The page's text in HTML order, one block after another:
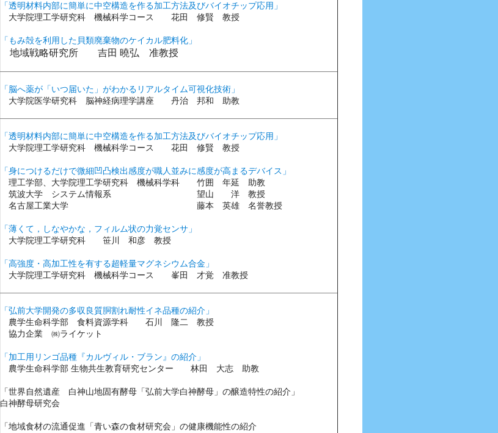
「透明材料内部に簡単に中空構造を作る加工方法及びバイオチップ応用」
大学院理工学研究科 機械科学コース 花田 修賢 教授
「もみ殻を利用した貝類廃棄物のケイカル肥料化」
地域戦略研究所 吉田 曉弘 准教授
「脳へ薬が「いつ届いた」がわかるリアルタイム可視化技術」
大学院医学研究科 脳神経病理学講座 丹治 邦和 助教
「透明材料内部に簡単に中空構造を作る加工方法及びバイオチップ応用」
大学院理工学研究科 機械科学コース 花田 修賢 教授
「⾝につけるだけで微細凹凸検出感度が職⼈並みに感度が高まるデバイス」
理工学部、大学院理工学研究科 機械科学科 竹囲 年延 助教
筑波大学 システム情報系 望山 洋 教授
名古屋工業大学 藤本 英雄 名誉教授
「薄くて，しなやかな，フィルム状の⼒覚センサ」
大学院理工学研究科 笹川 和彦 教授
「高強度・高加工性を有する超軽量マグネシウム合金」
大学院理工学研究科 機械科学コース 峯田 才覚 准教授
「弘前大学開発の多収良質胴割れ耐性イネ品種の紹介」
農学生命科学部 食料資源学科 石川 隆二 教授
協力企業 ㈱ライケット
「加工用リンゴ品種『カルヴィル・ブラン』の紹介」
農学生命科学部 生物共生教育研究センター 林田 大志 助教
「世界自然遺産 白神山地固有酵母「弘前大学白神酵母」の醸造特性の紹介」
白神酵母研究会
「地域食材の流通促進「青い森の食材研究会」の健康機能性の紹介